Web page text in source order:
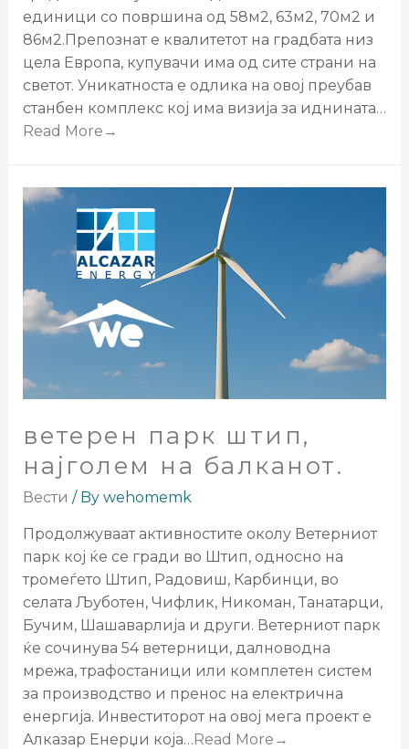
единици со површина од 58м2, 63м2, 70м2 и
86м2.Препознат е квалитетот на градбата низ
цела Европа, купувачи има од сите страни на
светот. Уникатноста е одлика на овој преубав
станбен комплекс кој има визија за иднината…
Read More→
ветерен парк штип,
најголем на балканот.
Вести / By wehomemk
Продолжуваат активностите околу Ветерниот
парк кој ќе се гради во Штип, односно на
тромеѓето Штип, Радовиш, Карбинци, во
селата Љуботен, Чифлик, Никоман, Танатарци,
Бучим, Шашаварлија и други. Ветерниот парк
ќе сочинува 54 ветерници, далноводна
мрежа, трафостаници или комплетен систем
за производство и пренос на електрична
енергија. Инвеститорот на овој мега проект е
Алказар Енерџи која…Read More→